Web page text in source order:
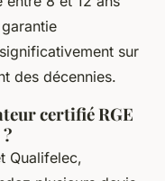
sur
des décennies.
certifié RGE
Qualifelec,